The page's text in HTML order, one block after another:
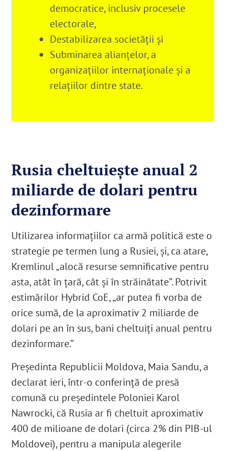
democratice, inclusiv procesele
electorale,
Destabilizarea societăţii şi
Subminarea alianţelor, a
organizaţiilor internaţionale şi a
relaţiilor dintre state.
Rusia cheltuieşte anual 2
miliarde de dolari pentru
dezinformare
Utilizarea informaţiilor ca armă politică este o
strategie pe termen lung a Rusiei, şi, ca atare,
Kremlinul „alocă resurse semnificative pentru
asta, atât în ţară, cât şi în străinătate”. Potrivit
estimărilor Hybrid CoE, „ar putea fi vorba de
orice sumă, de la aproximativ 2 miliarde de
dolari pe an în sus, bani cheltuiţi anual pentru
dezinformare.”
Preşedinta Republicii Moldova, Maia Sandu, a
declarat ieri, într-o conferinţă de presă
comună cu preşedintele Poloniei Karol
Nawrocki, că Rusia ar fi cheltuit aproximativ
400 de milioane de dolari (circa 2% din PIB-ul
Moldovei), pentru a manipula alegerile